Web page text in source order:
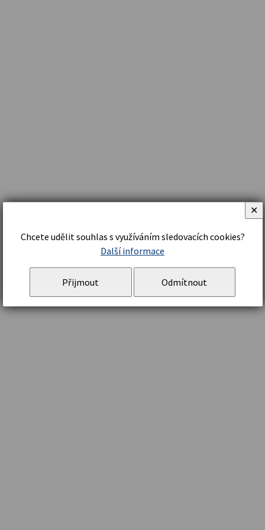
Chcete udělit souhlas s využíváním sledovacích cookies?
Další informace
Přijmout Odmítnout
✕